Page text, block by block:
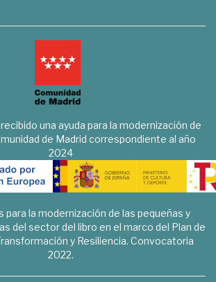
una ayuda para la modernización de
de Madrid correspondiente al año
2024
para la modernización de las pequeñas y
del sector del libro en el marco del Plan de
y Resiliencia. Convocatoria
2022.